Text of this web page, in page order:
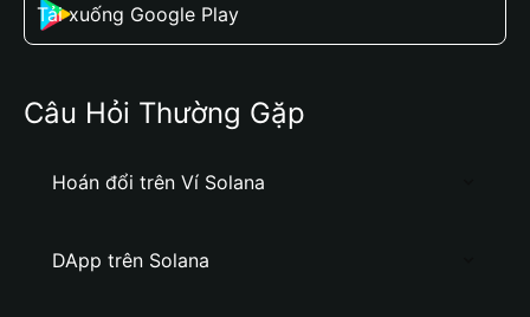
Tải xuống Google Play
Câu Hỏi Thường Gặp
Hoán đổi trên Ví Solana
DApp trên Solana